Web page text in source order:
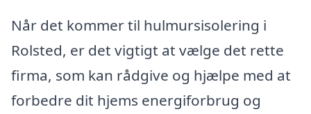
Når det kommer til hulmursisolering i
Rolsted, er det vigtigt at vælge det rette
firma, som kan rådgive og hjælpe med at
forbedre dit hjems energiforbrug og